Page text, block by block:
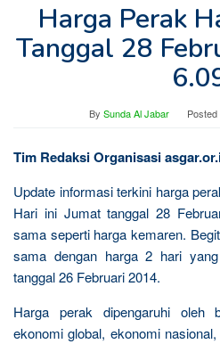
Harga Perak
Tanggal 28
By Sunda Al Jabar Posted
Tim Redaksi Organisasi
Update informasi terkini harga
Hari ini Jumat tanggal 28
sama seperti harga kemaren.
sama dengan harga 2 hari
tanggal 26 Februari 2014.
Harga perak dipengaruhi oleh
ekonomi global, ekonomi